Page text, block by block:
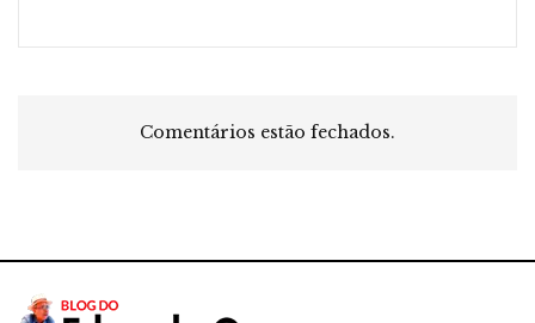
Comentários estão fechados.